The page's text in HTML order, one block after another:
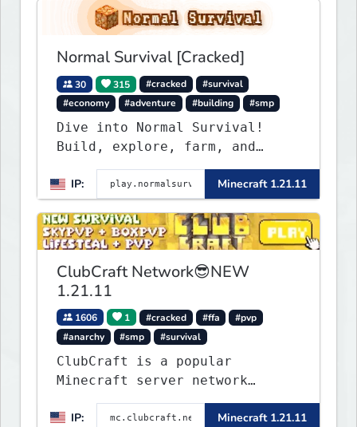
Normal Survival [Cracked]
30 315 #cracked
#survival
#economy
#adventure #building #smp
Dive into Normal Survival!
Build, explore, farm, and
create with a friendly
community. Enjoy weekly
updates, new features, and
endless adventures!
IP: Minecraft 1.21.11
ClubCraft Network😎NEW
1.21.11
1606 1 #cracked #ffa
#pvp
#anarchy
#smp #survival
ClubCraft is a popular
Minecraft server network
modes, including Survival,
IP: Minecraft 1.21.11